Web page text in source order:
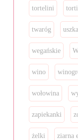
tortelini
twaróg uszka
wegańskie
wino
wołowina
zapiekanki
żelki ziarna